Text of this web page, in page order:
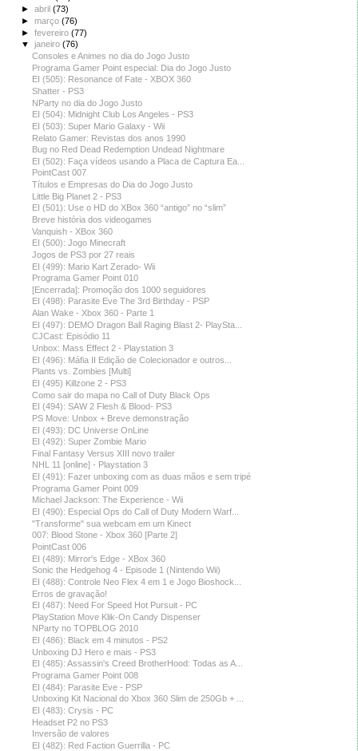
►abril(73)
►março(76)
►fevereiro(77)
▼janeiro(76)
Consoles e Animes no dia do Jogo Justo
Programa Gamer Point especial: Dia do Jogo Justo
EI (505): Resonance of Fate - XBOX 360
Shatter - PS3
NParty no dia do Jogo Justo
EI (504): Midnight Club Los Angeles - PS3
EI (503): Super Mario Galaxy - Wii
Relato Gamer: Revistas dos anos 1990
Bug no Red Dead Redemption Undead Nightmare
EI (502): Faça vídeos usando a Placa de Captura Ea...
PointCast 007
Títulos e Empresas do Dia do Jogo Justo
Little Big Planet 2 - PS3
EI (501): Use o HD do XBox 360 “antigo” no “slim”
Breve história dos videogames
Vanquish - XBox 360
EI (500): Jogo Minecraft
Jogos de PS3 por 27 reais
EI (499): Mario Kart Zerado- Wii
Programa Gamer Point 010
[Encerrada]: Promoção dos 1000 seguidores
EI (498): Parasite Eve The 3rd Birthday - PSP
Alan Wake - Xbox 360 - Parte 1
EI (497): DEMO Dragon Ball Raging Blast 2- PlaySta...
CJCast: Episódio 11
Unbox: Mass Effect 2 - Playstation 3
EI (496): Máfia II Edição de Colecionador e outros...
Plants vs. Zombies [Multi]
EI (495) Killzone 2 - PS3
Como sair do mapa no Call of Duty Black Ops
EI (494): SAW 2 Flesh & Blood- PS3
PS Move: Unbox + Breve demonstração
EI (493): DC Universe OnLine
EI (492): Super Zombie Mario
Final Fantasy Versus XIII novo trailer
NHL 11 [online] - Playstation 3
EI (491): Fazer unboxing com as duas mãos e sem tripé
Programa Gamer Point 009
Michael Jackson: The Experience - Wii
EI (490): Especial Ops do Call of Duty Modern Warf...
"Transforme" sua webcam em um Kinect
007: Blood Stone - Xbox 360 [Parte 2]
PointCast 006
EI (489): Mirror's Edge - XBox 360
Sonic the Hedgehog 4 - Episode 1 (Nintendo Wii)
EI (488): Controle Neo Flex 4 em 1 e Jogo Bioshock...
Erros de gravação!
EI (487): Need For Speed Hot Pursuit - PC
PlayStation Move Klik-On Candy Dispenser
NParty no TOPBLOG 2010
EI (486): Black em 4 minutos - PS2
Unboxing DJ Hero e mais - PS3
EI (485): Assassin's Creed BrotherHood: Todas as A...
Programa Gamer Point 008
EI (484): Parasite Eve - PSP
Unboxing Kit Nacional do Xbox 360 Slim de 250Gb + ...
EI (483): Crysis - PC
Headset P2 no PS3
Inversão de valores
EI (482): Red Faction Guerrilla - PC